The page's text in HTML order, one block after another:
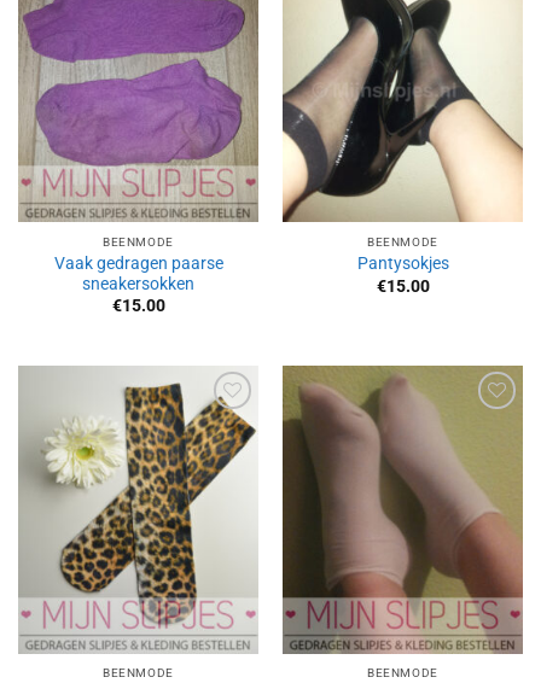
verlanglijst
toevoegen
BEENMODE
Vaak gedragen paarse
sneakersokken
€15.00
verlanglijst
toevoegen
BEENMODE
Pantysokjes
€15.00
Aan
verlanglijst
toevoegen
BEENMODE
verlanglijst
toevoegen
BEENMODE